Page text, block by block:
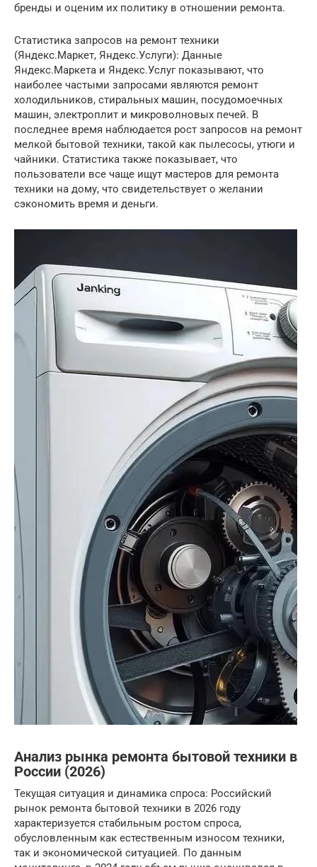
бренды и оценим их политику в отношении ремонта.
Статистика запросов на ремонт техники
(Яндекс.Маркет, Яндекс.Услуги): Данные
Яндекс.Маркета и Яндекс.Услуг показывают, что
наиболее частыми запросами являются ремонт
холодильников, стиральных машин, посудомоечных
машин, электроплит и микроволновых печей. В
последнее время наблюдается рост запросов на ремонт
мелкой бытовой техники, такой как пылесосы, утюги и
чайники. Статистика также показывает, что
пользователи все чаще ищут мастеров для ремонта
техники на дому, что свидетельствует о желании
сэкономить время и деньги.
Анализ рынка ремонта бытовой техники в
России (2026)
Текущая ситуация и динамика спроса: Российский
рынок ремонта бытовой техники в 2026 году
характеризуется стабильным ростом спроса,
обусловленным как естественным износом техники,
так и экономической ситуацией. По данным